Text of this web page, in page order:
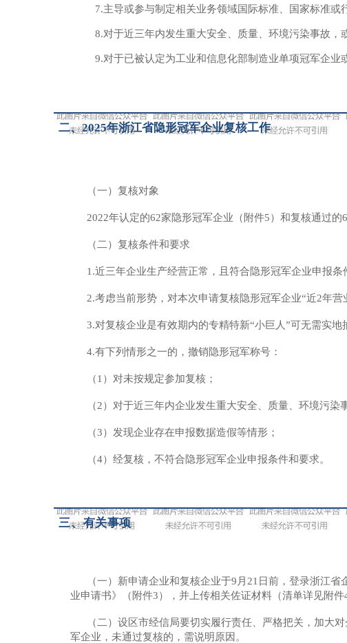
7.主导或参与制定相关业务领域国际标准、国家标准或
8.对于近三年内发生重大安全、质量、环境污染事故，
9.对于已被认定为工业和信息化部制造业单项冠军企业
二、2025年浙江省隐形冠军企业复核工作
（一）复核对象
2022年认定的62家隐形冠军企业（附件5）和复核通过的
（二）复核条件和要求
1.近三年企业生产经营正常，且符合隐形冠军企业申报条
2.考虑当前形势，对本次申请复核隐形冠军企业“近2年
3.对复核企业是有效期内的专精特新“小巨人”可无需实
4.有下列情形之一的，撤销隐形冠军称号：
（1）对未按规定参加复核；
（2）对于近三年内企业发生重大安全、质量、环境污
（3）发现企业存在申报数据造假等情形；
（4）经复核，不符合隐形冠军企业申报条件和要求。
三、有关事项
（一）新申请企业和复核企业于9月21日前，登录浙江
业申请书》（附件3），并上传相关佐证材料（清单详见附件
（二）设区市经信局要切实履行责任、严格把关，加大
军企业，未通过复核的，需说明原因。